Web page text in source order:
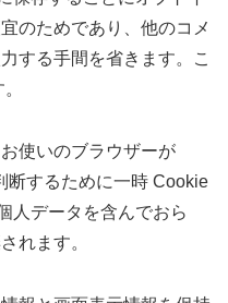
のためであり、他のコメ
する手間を省きます。こ
使いのブラウザーが
断するために一時 Cookie
人データを含んでおら
れます。